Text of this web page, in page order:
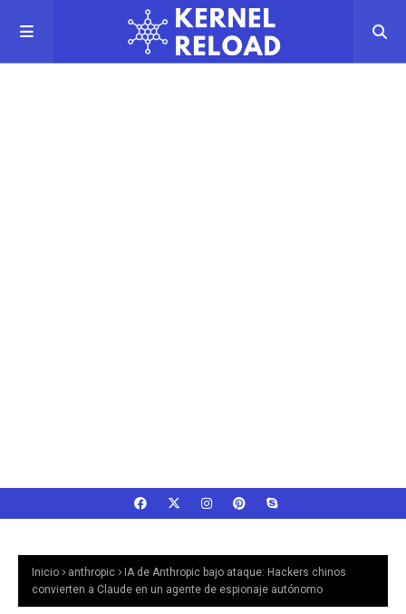
Inicio anthropic
IA de Anthropic bajo ataque: Hackers chinos
convierten a Claude en un agente de espionaje autónomo